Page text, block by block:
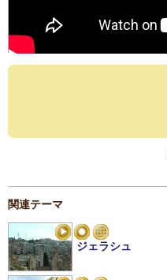
関連テーマ
ジェラシュ